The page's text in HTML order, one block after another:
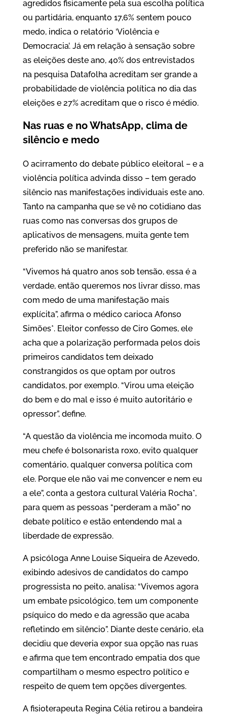
agredidos fisicamente pela sua escolha política
ou partidária, enquanto 17,6% sentem pouco
medo, indica o relatório ‘Violência e
Democracia’. Já em relação à sensação sobre
as eleições deste ano, 40% dos entrevistados
na pesquisa Datafolha acreditam ser grande a
probabilidade de violência política no dia das
eleições e 27% acreditam que o risco é médio.
Nas ruas e no WhatsApp, clima de
silêncio e medo
O acirramento do debate público eleitoral – e a
violência política advinda disso – tem gerado
silêncio nas manifestações individuais este ano.
Tanto na campanha que se vê no cotidiano das
ruas como nas conversas dos grupos de
aplicativos de mensagens, muita gente tem
preferido não se manifestar.
“Vivemos há quatro anos sob tensão, essa é a
verdade, então queremos nos livrar disso, mas
com medo de uma manifestação mais
explícita”, afirma o médico carioca Afonso
Simões*. Eleitor confesso de Ciro Gomes, ele
acha que a polarização performada pelos dois
primeiros candidatos tem deixado
constrangidos os que optam por outros
candidatos, por exemplo. “Virou uma eleição
do bem e do mal e isso é muito autoritário e
opressor”, define.
“A questão da violência me incomoda muito. O
meu chefe é bolsonarista roxo, evito qualquer
comentário, qualquer conversa política com
ele. Porque ele não vai me convencer e nem eu
a ele”, conta a gestora cultural Valéria Rocha*,
para quem as pessoas “perderam a mão” no
debate político e estão entendendo mal a
liberdade de expressão.
A psicóloga Anne Louise Siqueira de Azevedo,
exibindo adesivos de candidatos do campo
progressista no peito, analisa: “Vivemos agora
um embate psicológico, tem um componente
psíquico do medo e da agressão que acaba
refletindo em silêncio”. Diante deste cenário, ela
decidiu que deveria expor sua opção nas ruas
e afirma que tem encontrado empatia dos que
compartilham o mesmo espectro político e
respeito de quem tem opções divergentes.
A fisioterapeuta Regina Célia retirou a bandeira